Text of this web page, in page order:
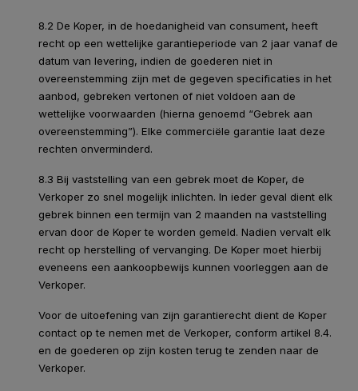
8.2 De Koper, in de hoedanigheid van consument, heeft
recht op een wettelijke garantieperiode van 2 jaar vanaf de
datum van levering, indien de goederen niet in
overeenstemming zijn met de gegeven specificaties in het
aanbod, gebreken vertonen of niet voldoen aan de
wettelijke voorwaarden (hierna genoemd “Gebrek aan
overeenstemming”). Elke commerciële garantie laat deze
rechten onverminderd.
8.3 Bij vaststelling van een gebrek moet de Koper, de
Verkoper zo snel mogelijk inlichten. In ieder geval dient elk
gebrek binnen een termijn van 2 maanden na vaststelling
ervan door de Koper te worden gemeld. Nadien vervalt elk
recht op herstelling of vervanging. De Koper moet hierbij
eveneens een aankoopbewijs kunnen voorleggen aan de
Verkoper.
Voor de uitoefening van zijn garantierecht dient de Koper
contact op te nemen met de Verkoper, conform artikel 8.4.
en de goederen op zijn kosten terug te zenden naar de
Verkoper.